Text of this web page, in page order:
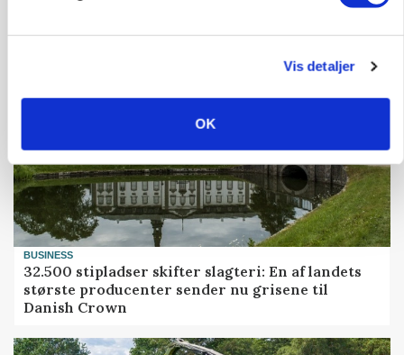
Vis detaljer
OK
Grisenoteringen står stille
BUSINESS
32.500 stipladser skifter slagteri: En af landets
største producenter sender nu grisene til
Danish Crown